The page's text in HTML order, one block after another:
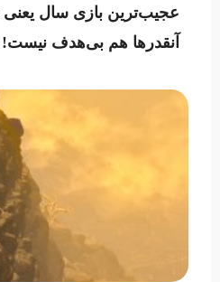
آنقدرها هم بی‌هدف نیست!